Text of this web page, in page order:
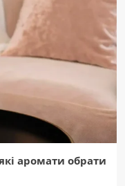
аромати обрати